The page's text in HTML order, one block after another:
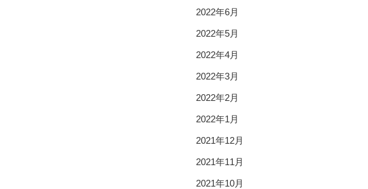
2022年6月
2022年5月
2022年4月
2022年3月
2022年2月
2022年1月
2021年12月
2021年11月
2021年10月